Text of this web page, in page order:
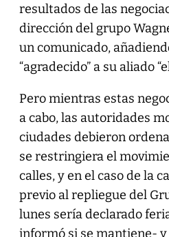
resultados de las
dirección del grupo
un comunicado,
“agradecido” a su aliado
Pero mientras estas
a cabo, las autoridades
ciudades debieron
se restringiera el
calles, y en el caso de la
previo al repliegue del
lunes sería declarado
informó si se mantiene- y